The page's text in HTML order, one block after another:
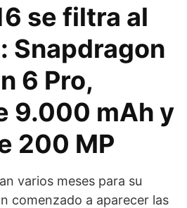
se filtra al
Snapdragon
6 Pro,
9.000 mAh y
200 MP
varios meses para su
comenzado a aparecer las